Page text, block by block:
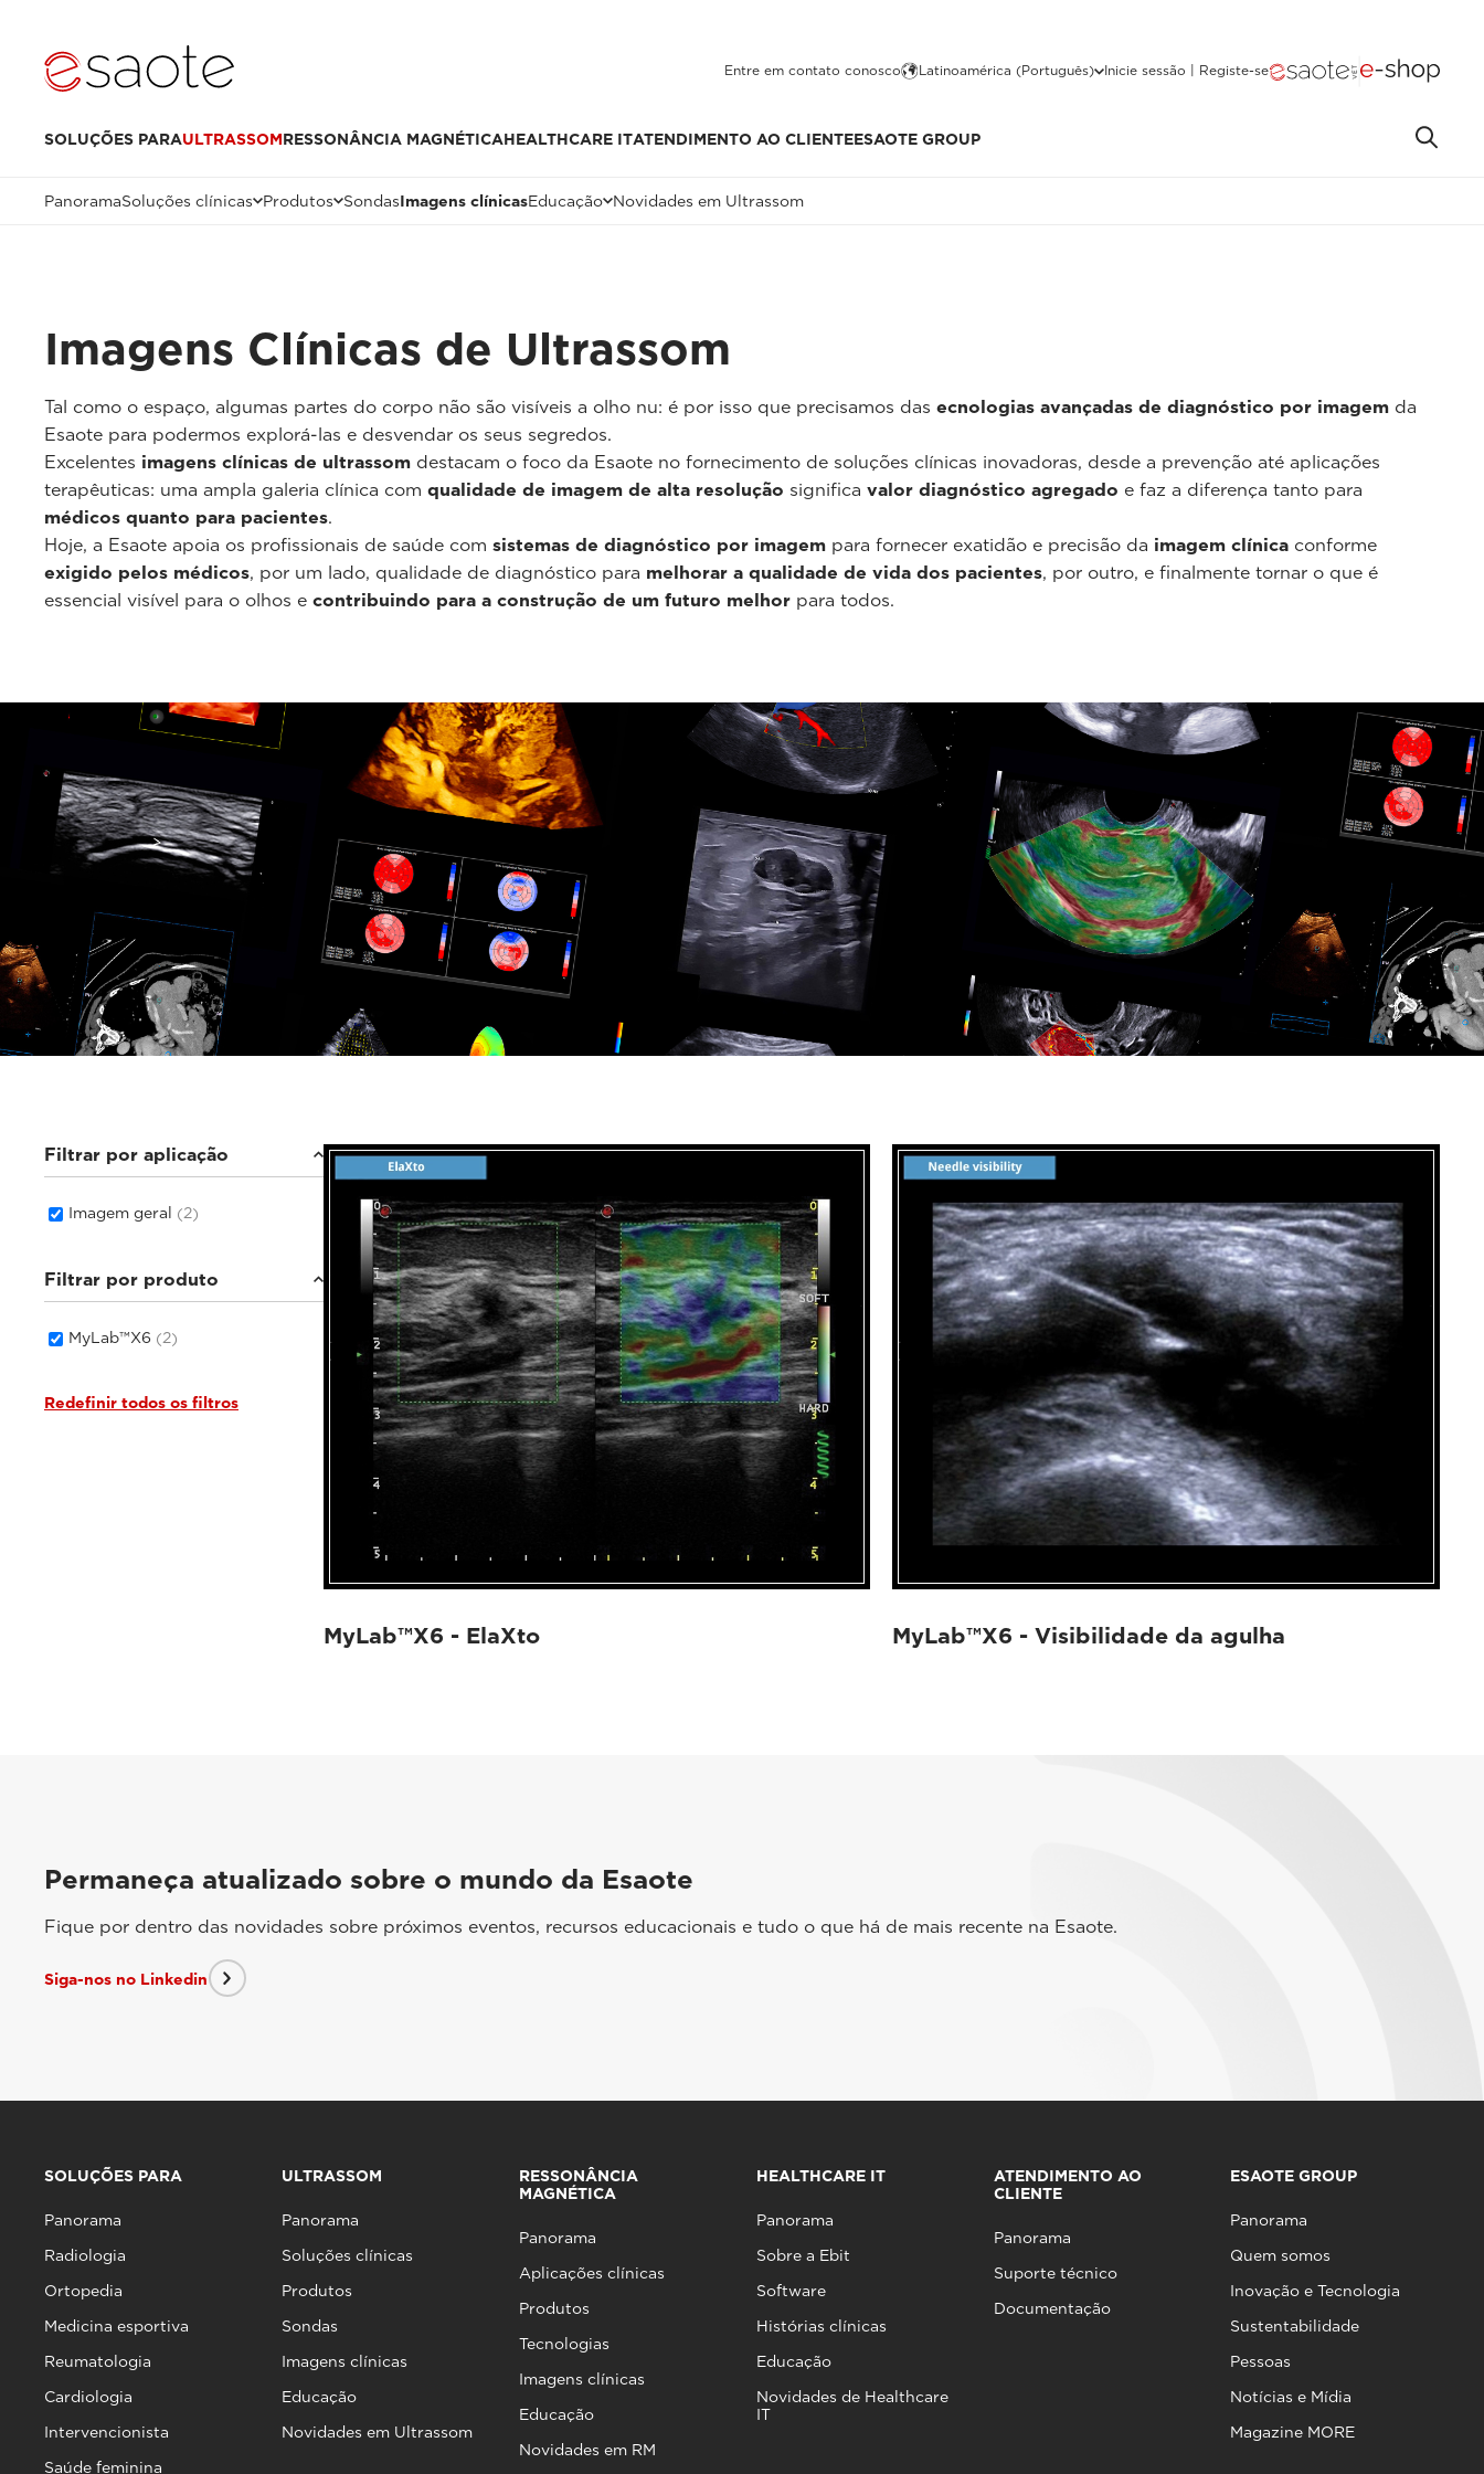
Entre em contato conosco Latinoamérica (Português) Inicie sessão | Registe-se
SOLUÇÕES PARAULTRASSOMRESSONÂNCIA MAGNÉTICAHEALTHCARE ITATENDIMENTO AO CLIENTEESAOTE GROUP
PanoramaSoluções clínicas Produtos SondasImagens clínicasEducação Novidades em Ultrassom
Imagens Clínicas de Ultrassom
Tal como o espaço, algumas partes do corpo não são visíveis a olho nu: é por isso que precisamos das ecnologias avançadas de diagnóstico por imagem da
Esaote para podermos explorá-las e desvendar os seus segredos.
Excelentes imagens clínicas de ultrassom destacam o foco da Esaote no fornecimento de soluções clínicas inovadoras, desde a prevenção até aplicações
terapêuticas: uma ampla galeria clínica com qualidade de imagem de alta resolução significa valor diagnóstico agregado e faz a diferença tanto para
médicos quanto para pacientes.
Hoje, a Esaote apoia os profissionais de saúde com sistemas de diagnóstico por imagem para fornecer exatidão e precisão da imagem clínica conforme
exigido pelos médicos, por um lado, qualidade de diagnóstico para melhorar a qualidade de vida dos pacientes, por outro, e finalmente tornar o que é
essencial visível para o olhos e contribuindo para a construção de um futuro melhor para todos.
Filtrar por aplicação
Imagem geral (2)
Filtrar por produto
MyLab™X6 (2)
Redefinir todos os filtros
MyLab™X6 - ElaXto MyLab™X6 - Visibilidade da agulha
Permaneça atualizado sobre o mundo da Esaote
Fique por dentro das novidades sobre próximos eventos, recursos educacionais e tudo o que há de mais recente na Esaote.
Siga-nos no Linkedin
SOLUÇÕES PARA
Panorama
Radiologia
Ortopedia
Medicina esportiva
Reumatologia
Cardiologia
Intervencionista
Saúde feminina
ULTRASSOM
Panorama
Soluções clínicas
Produtos
Sondas
Imagens clínicas
Educação
Novidades em Ultrassom
RESSONÂNCIA
MAGNÉTICA
Panorama
Aplicações clínicas
Produtos
Tecnologias
Imagens clínicas
Educação
Novidades em RM
HEALTHCARE IT
Panorama
Sobre a Ebit
Software
Histórias clínicas
Educação
Novidades de Healthcare
IT
ATENDIMENTO AO
CLIENTE
Panorama
Suporte técnico
Documentação
ESAOTE GROUP
Panorama
Quem somos
Inovação e Tecnologia
Sustentabilidade
Pessoas
Notícias e Mídia
Magazine MORE